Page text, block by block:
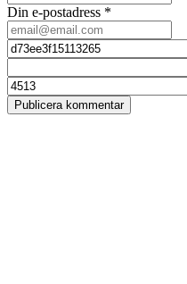
Din e-postadress *
Publicera kommentar